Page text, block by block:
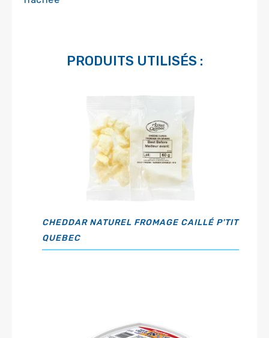
PRODUITS UTILISÉS :
CHEDDAR NATUREL FROMAGE CAILLÉ P'TIT
QUEBEC